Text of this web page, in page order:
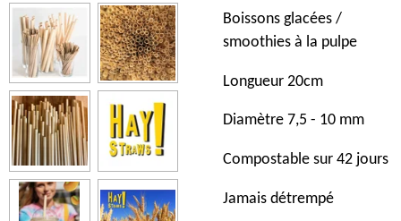
Boissons glacées /
smoothies à la pulpe
Longueur 20cm
Diamètre 7,5 - 10 mm
Compostable sur 42 jours
Jamais détrempé